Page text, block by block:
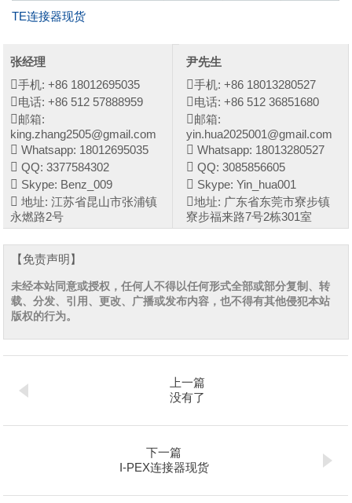
TE连接器现货
张经理
手机: +86 18012695035
电话: +86 512 57888959
邮箱:
king.zhang2505@gmail.com
Whatsapp: 18012695035
QQ: 3377584302
Skype: Benz_009
地址: 江苏省昆山市张浦镇
永燃路2号
尹先生
手机: +86 18013280527
电话: +86 512 36851680
邮箱:
yin.hua2025001@gmail.com
Whatsapp: 18013280527
QQ: 3085856605
Skype: Yin_hua001
地址: 广东省东莞市寮步镇
寮步福来路7号2栋301室
【免责声明】
未经本站同意或授权，任何人不得以任何形式全部或部分复制、转
载、分发、引用、更改、广播或发布内容，也不得有其他侵犯本站
版权的行为。
上一篇
没有了
下一篇
I-PEX连接器现货